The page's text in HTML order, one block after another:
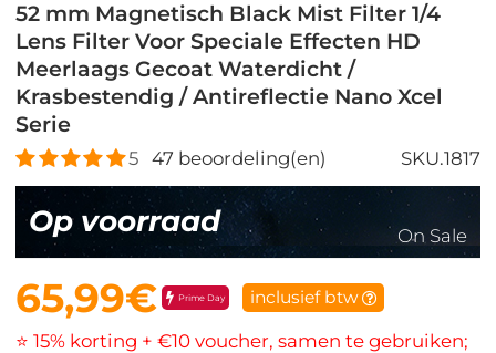
52 mm Magnetisch Black Mist Filter 1/4
Lens Filter Voor Speciale Effecten HD
Meerlaags Gecoat Waterdicht /
Krasbestendig / Antireflectie Nano Xcel
Serie
5 47 beoordeling(en) SKU.1817
Op voorraad On Sale
65,99€ Prime Day inclusief btw
⭐ 15% korting + €10 voucher, samen te gebruiken;